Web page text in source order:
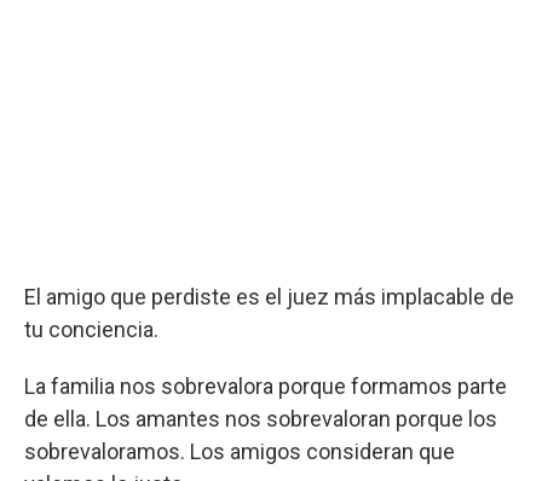
El amigo que perdiste es el juez más implacable de
tu conciencia.
La familia nos sobrevalora porque formamos parte
de ella. Los amantes nos sobrevaloran porque los
sobrevaloramos. Los amigos consideran que